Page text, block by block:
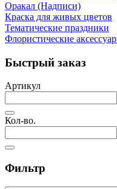
Оракал (Надписи)
Краска для живых цветов
Тематические праздники
Флористические
Быстрый заказ
Артикул
Кол-во.
Фильтр